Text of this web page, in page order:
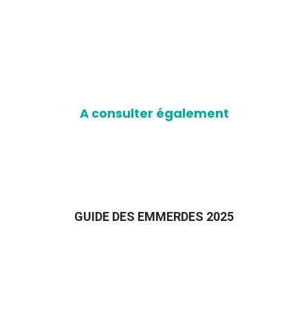
A consulter également
GUIDE DES EMMERDES 2025